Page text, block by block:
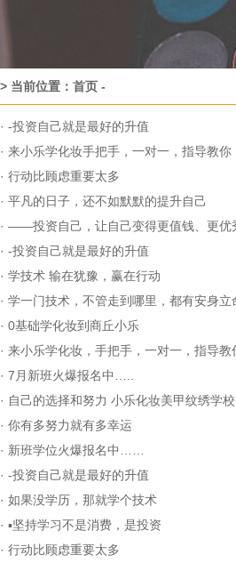
> 当前位置： 首页 -
· -投资自己就是最好的升值
· 来小乐学化妆手把手，一对一，指导教你
· 行动比顾虑重要太多
· 平凡的日子，还不如默默的提升自己
· ——投资自己，让自己变得更值钱、更优
· -投资自己就是最好的升值
· 学技术 输在犹豫，赢在行动
· 学一门技术，不管走到哪里，都有安身立
· 0基础学化妆到商丘小乐
· 来小乐学化妆，手把手，一对一，指导教
· 7月新班火爆报名中…..
· 自己的选择和努力 小乐化妆美甲纹绣学校
· 你有多努力就有多幸运
· 新班学位火爆报名中……
· -投资自己就是最好的升值
· 如果没学历，那就学个技术
· ▪坚持学习不是消费，是投资
· 行动比顾虑重要太多